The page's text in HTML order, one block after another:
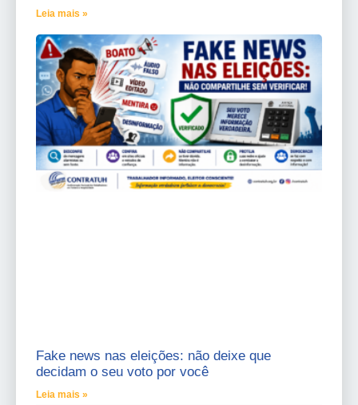
Leia mais »
Fake news nas eleições: não deixe que
decidam o seu voto por você
Leia mais »